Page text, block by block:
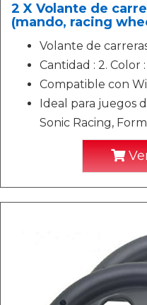
2 X Volante de
(mando, racing
Volante de
Cantidad : 2. Color
Compatible con
Ideal para juegos
Sonic Racing,